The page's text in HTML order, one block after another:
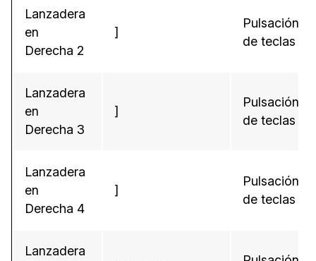
Lanzadera
en
Derecha 2
]
Pulsación
de teclas
Lanzadera
en
Derecha 3
]
Pulsación
de teclas
Lanzadera
en
Derecha 4
]
Pulsación
de teclas
Lanzadera